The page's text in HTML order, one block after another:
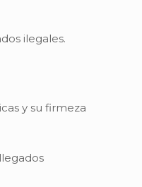
ilegales.
y su firmeza